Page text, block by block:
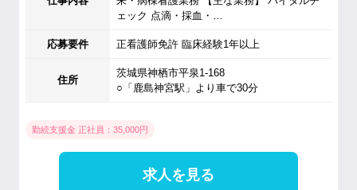
ェック 点滴・採血・…
応募要件 正看護師免許 臨床経験1年以上
住所
茨城県神栖市平泉1-168
○「鹿島神宮駅」より車で30分
勤続支援金 正社員：35,000円
求人を見る